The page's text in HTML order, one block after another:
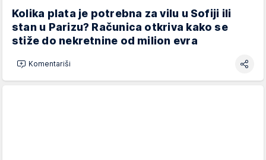
Kolika plata je potrebna za vilu u Sofiji ili
stan u Parizu? Računica otkriva kako se
stiže do nekretnine od milion evra
Komentariši